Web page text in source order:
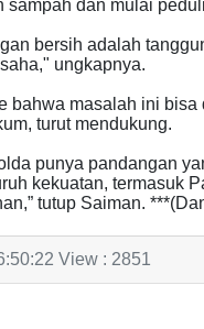
sampah dan mulai
bersih adalah
ungkapnya.
bahwa masalah ini
turut mendukung.
punya pandangan
kekuatan, termasuk
tutup Saiman.
View : 2851